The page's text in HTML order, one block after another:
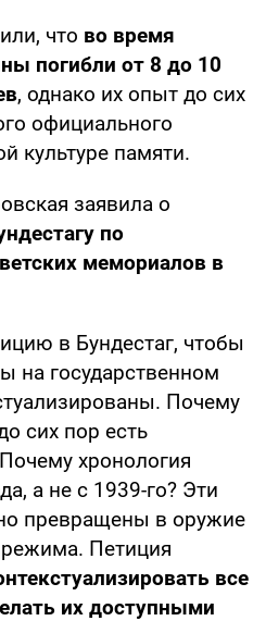
что во время
погибли от 8 до 10
, однако их опыт до сих
официального
культуре памяти.
заявила о
по
мемориалов в
в Бундестаг, чтобы
на государственном
Почему
сих пор есть
хронология
а не с 1939-го? Эти
превращены в оружие
режима. Петиция
все
их доступными